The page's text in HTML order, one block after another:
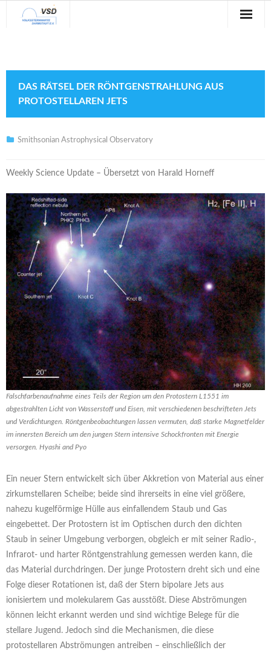
Veranstaltungen
Verein
Kontakt
DAS RÄTSEL DER RÖNTGENSTRAHLUNG AUS
PROTOSTELLAREN JETS
Smithsonian Astrophysical Observatory
Weekly Science Update – Übersetzt von Harald Horneff
Falschfarbenaufnahme eines Teils der Region um den Protostern L1551 im
abgestrahlten Licht von Wasserstoff und Eisen, mit verschiedenen beschrifteten Jets
und Verdichtungen. Röntgenbeobachtungen lassen vermuten, daß starke Magnetfelder
im innersten Bereich um den jungen Stern intensive Schockfronten mit Energie
versorgen. Hyashi and Pyo
Ein neuer Stern entwickelt sich über Akkretion von Material aus einer
zirkumstellaren Scheibe; beide sind ihrerseits in eine viel größere,
nahezu kugelförmige Hülle aus einfallendem Staub und Gas
eingebettet. Der Protostern ist im Optischen durch den dichten
Staub in seiner Umgebung verborgen, obgleich er mit seiner Radio-,
Infrarot- und harter Röntgenstrahlung gemessen werden kann, die
das Material durchdringen. Der junge Protostern dreht sich und eine
Folge dieser Rotationen ist, daß der Stern bipolare Jets aus
ionisiertem und molekularem Gas ausstößt. Diese Abströmungen
können leicht erkannt werden und sind wichtige Belege für die
stellare Jugend. Jedoch sind die Mechanismen, die diese
protostellaren Abströmungen antreiben – einschließlich der